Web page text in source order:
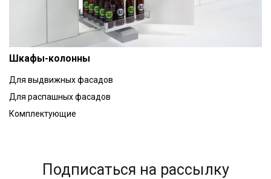
Шкафы-колонны
Для выдвижных фасадов
Для распашных фасадов
Комплектующие
Подписаться на рассылку